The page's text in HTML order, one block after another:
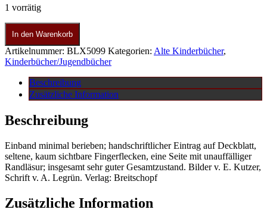
1 vorrätig
In den Warenkorb
Artikelnummer: BLX5099 Kategorien: Alte Kinderbücher,
Kinderbücher/Jugendbücher
Beschreibung
Zusätzliche Information
Beschreibung
Einband minimal berieben; handschriftlicher Eintrag auf Deckblatt,
seltene, kaum sichtbare Fingerflecken, eine Seite mit unauffälliger
Randläsur; insgesamt sehr guter Gesamtzustand. Bilder v. E. Kutzer,
Schrift v. A. Legrün. Verlag: Breitschopf
Zusätzliche Information